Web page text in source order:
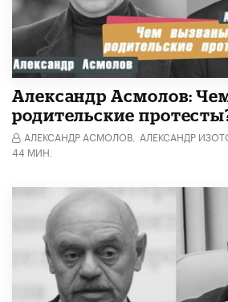
Александр Асмолов:
родительские
АЛЕКСАНДР АСМОЛОВ, АЛЕКСАНДР
44 МИН.